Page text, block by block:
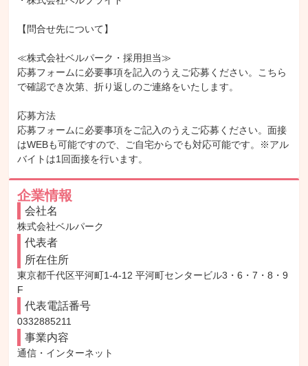
【問合せ先について】
≪株式会社ベルパーク・採用担当≫
応募フォームに必要事項を記入のうえご応募ください。こちら
で確認でき次第、折り返しのご連絡をいたします。
応募方法
応募フォームに必要事項をご記入のうえご応募ください。面接
はWEBも可能ですので、ご自宅からでも対応可能です。※アル
バイトは1回面接を行います。
企業情報
会社名
株式会社ベルパーク
代表者
所在住所
東京都千代区平河町1-4-12 平河町センタービル3・6・7・8・9
F
代表電話番号
0332885211
事業内容
通信・インターネット